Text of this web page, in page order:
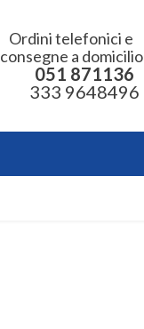
Ordini telefonici e
consegne a domicilio
051 871136
333 9648496